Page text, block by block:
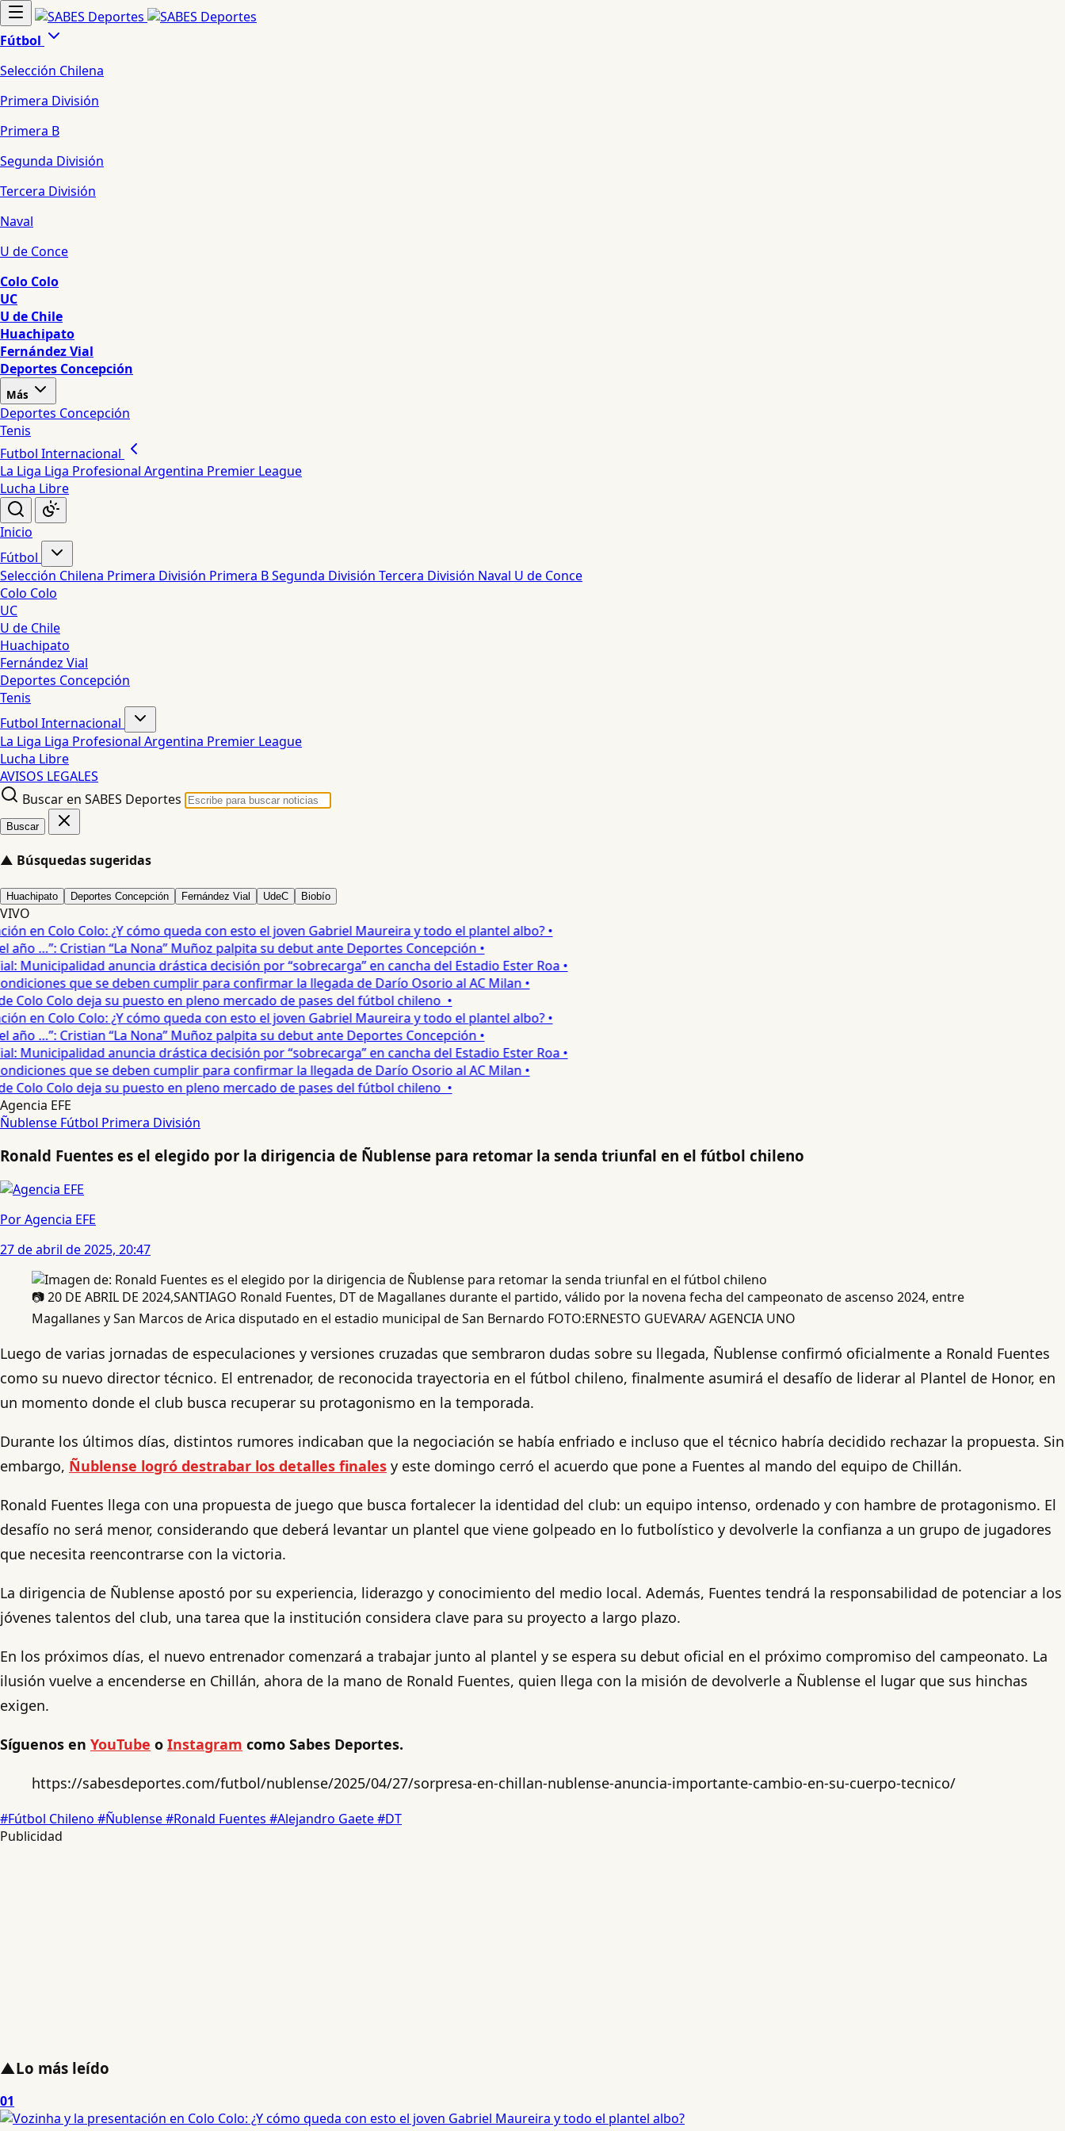
Fútbol
Selección Chilena
Primera División
Primera B
Segunda División
Tercera División
Naval
U de Conce
Colo Colo
UC
U de Chile
Huachipato
Fernández Vial
Deportes Concepción
Más
Deportes Concepción
Tenis
Futbol Internacional
La Liga Liga Profesional Argentina Premier League
Lucha Libre
Inicio
Fútbol
Selección Chilena Primera División Primera BSegunda División Tercera División Naval U de Conce
Colo Colo
UC
U de Chile
Huachipato
Fernández Vial
Deportes Concepción
Tenis
Futbol Internacional
La Liga Liga Profesional Argentina Premier League
Lucha Libre
AVISOS LEGALES
Buscar en SABES Deportes
Buscar
▲ Búsquedas sugeridas
Huachipato Deportes Concepción Fernández Vial UdeC Biobío
VIVO
en Colo Colo: ¿Y cómo queda con esto el joven Gabriel Maureira y todo el plantel albo? •
…”: Cristian “La Nona” Muñoz palpita su debut ante Deportes Concepción •
Municipalidad anuncia drástica decisión por “sobrecarga” en cancha del Estadio Ester Roa •
que se deben cumplir para confirmar la llegada de Darío Osorio al AC Milan •
Colo deja su puesto en pleno mercado de pases del fútbol chileno •
en Colo Colo: ¿Y cómo queda con esto el joven Gabriel Maureira y todo el plantel albo? •
…”: Cristian “La Nona” Muñoz palpita su debut ante Deportes Concepción •
Municipalidad anuncia drástica decisión por “sobrecarga” en cancha del Estadio Ester Roa •
que se deben cumplir para confirmar la llegada de Darío Osorio al AC Milan •
Colo deja su puesto en pleno mercado de pases del fútbol chileno •
Agencia EFE
Ñublense Fútbol Primera División
Ronald Fuentes es el elegido por la dirigencia de Ñublense para retomar la senda triunfal en el fútbol chileno
Por Agencia EFE
27 de abril de 2025, 20:47
📷 20 DE ABRIL DE 2024,SANTIAGO Ronald Fuentes, DT de Magallanes durante el partido, válido por la novena fecha del campeonato de ascenso 2024, entre
Magallanes y San Marcos de Arica disputado en el estadio municipal de San Bernardo FOTO:ERNESTO GUEVARA/ AGENCIA UNO
Luego de varias jornadas de especulaciones y versiones cruzadas que sembraron dudas sobre su llegada, Ñublense confirmó oficialmente a Ronald Fuentes
como su nuevo director técnico. El entrenador, de reconocida trayectoria en el fútbol chileno, finalmente asumirá el desafío de liderar al Plantel de Honor, en
un momento donde el club busca recuperar su protagonismo en la temporada.
Durante los últimos días, distintos rumores indicaban que la negociación se había enfriado e incluso que el técnico habría decidido rechazar la propuesta. Sin
embargo, Ñublense logró destrabar los detalles finales y este domingo cerró el acuerdo que pone a Fuentes al mando del equipo de Chillán.
Ronald Fuentes llega con una propuesta de juego que busca fortalecer la identidad del club: un equipo intenso, ordenado y con hambre de protagonismo. El
desafío no será menor, considerando que deberá levantar un plantel que viene golpeado en lo futbolístico y devolverle la confianza a un grupo de jugadores
que necesita reencontrarse con la victoria.
La dirigencia de Ñublense apostó por su experiencia, liderazgo y conocimiento del medio local. Además, Fuentes tendrá la responsabilidad de potenciar a los
jóvenes talentos del club, una tarea que la institución considera clave para su proyecto a largo plazo.
En los próximos días, el nuevo entrenador comenzará a trabajar junto al plantel y se espera su debut oficial en el próximo compromiso del campeonato. La
ilusión vuelve a encenderse en Chillán, ahora de la mano de Ronald Fuentes, quien llega con la misión de devolverle a Ñublense el lugar que sus hinchas
exigen.
Síguenos en YouTube o Instagram como Sabes Deportes.
https://sabesdeportes.com/futbol/nublense/2025/04/27/sorpresa-en-chillan-nublense-anuncia-importante-cambio-en-su-cuerpo-tecnico/
#Fútbol Chileno #Ñublense#Ronald Fuentes #Alejandro Gaete#DT
Publicidad
▲Lo más leído
01